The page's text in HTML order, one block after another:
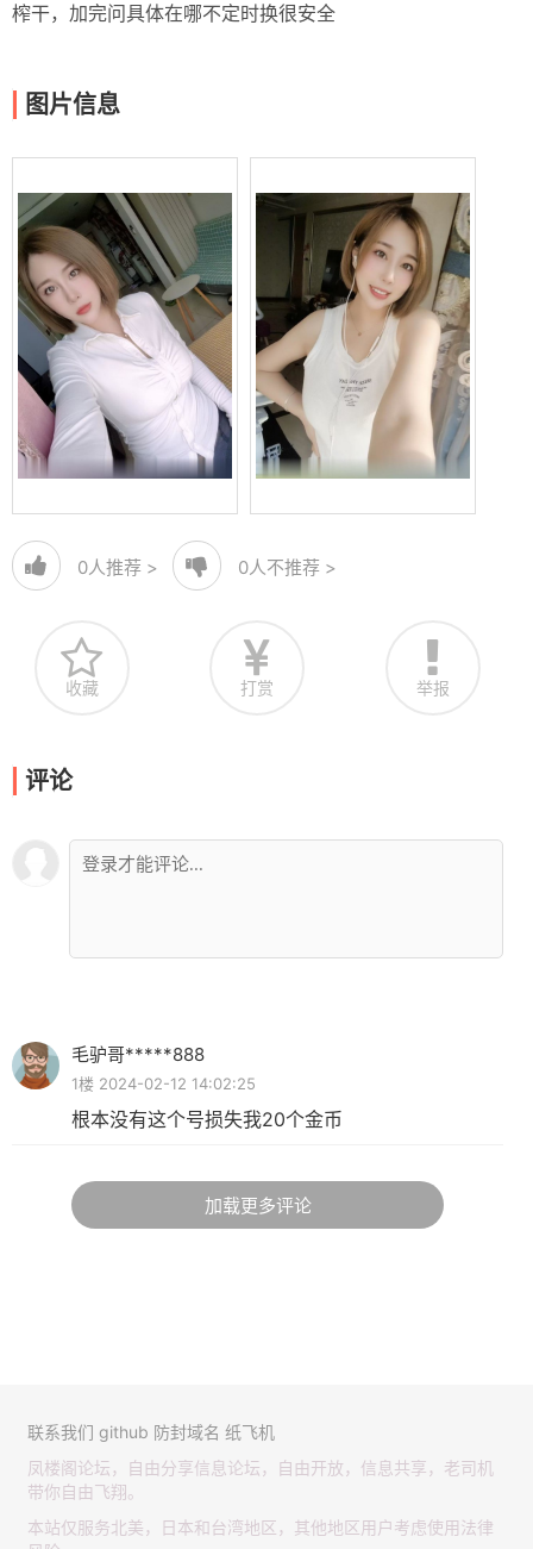
榨干，加完问具体在哪不定时换很安全
图片信息
0人推荐 > 0人不推荐 >
收藏 打赏 举报
评论
毛驴哥*****888
1楼 2024-02-12 14:02:25
根本没有这个号损失我20个金币
加载更多评论
联系我们 github 防封域名 纸飞机
凤楼阁论坛，自由分享信息论坛，自由开放，信息共享，老司机
带你自由飞翔。
本站仅服务北美，日本和台湾地区，其他地区用户考虑使用法律